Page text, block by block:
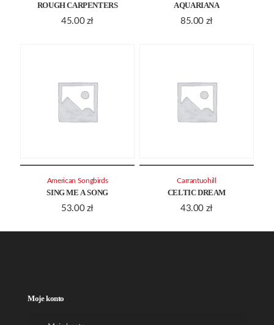
ROUGH CARPENTERS
45.00 zł
AQUARIANA
85.00 zł
SING ME A SONG
53.00 zł
American Songbirds
CELTIC DREAM
43.00 zł
Carrantuohill
Moje konto